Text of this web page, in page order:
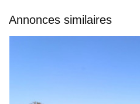
Annonces similaires